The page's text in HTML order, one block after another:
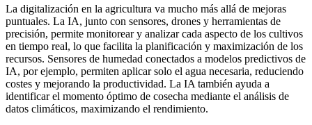
La digitalización en la agricultura va mucho más allá de mejoras
puntuales. La IA, junto con sensores, drones y herramientas de
precisión, permite monitorear y analizar cada aspecto de los cultivos
en tiempo real, lo que facilita la planificación y maximización de los
recursos. Sensores de humedad conectados a modelos predictivos de
IA, por ejemplo, permiten aplicar solo el agua necesaria, reduciendo
costes y mejorando la productividad. La IA también ayuda a
identificar el momento óptimo de cosecha mediante el análisis de
datos climáticos, maximizando el rendimiento.